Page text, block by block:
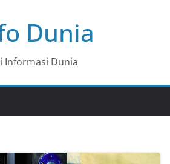
Dunia
Informasi Dunia